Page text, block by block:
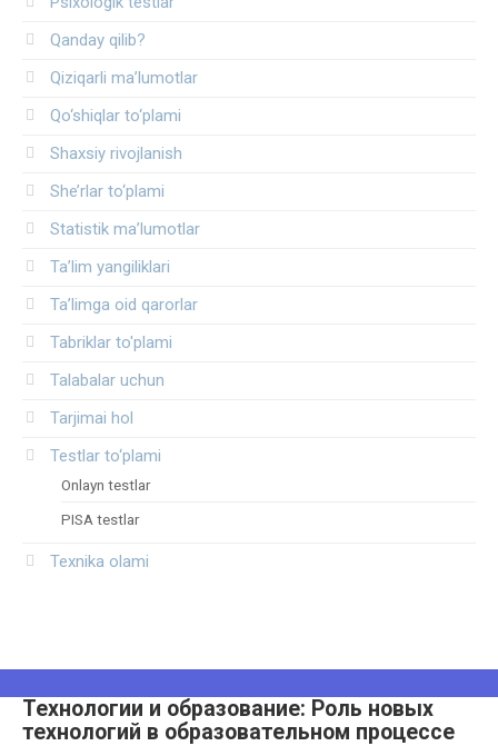
Qanday qilib?
Qiziqarli ma’lumotlar
Qo‘shiqlar to‘plami
Shaxsiy rivojlanish
She’rlar to‘plami
Statistik ma’lumotlar
Ta’lim yangiliklari
Ta’limga oid qarorlar
Tabriklar to'plami
Talabalar uchun
Tarjimai hol
Testlar to‘plami
Onlayn testlar
PISA testlar
Texnika olami
Технологии и образование: Роль новых
технологий в образовательном процессе